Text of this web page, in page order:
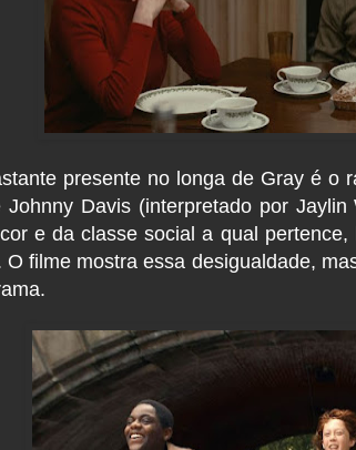
presente no longa de Gray é o
Johnny Davis (interpretado por
e da classe social a qual
O filme mostra essa desigualdade,